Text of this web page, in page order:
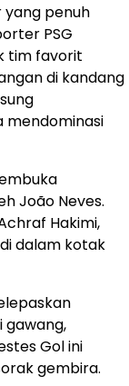
penuh
PSG
tim favorit
di kandang
mendominasi
João Neves.
Hakimi,
dalam kotak
gawang,
Gol ini
gembira.